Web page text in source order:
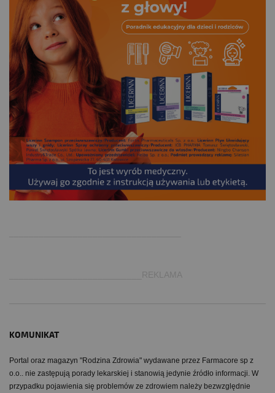
___________________________REKLAMA
KOMUNIKAT
Portal oraz magazyn "Rodzina Zdrowia" wydawane przez Farmacore sp z
o.o.. nie zastępują porady lekarskiej i stanowią jedynie źródło informacji. W
przypadku pojawienia się problemów ze zdrowiem należy bezwzględnie